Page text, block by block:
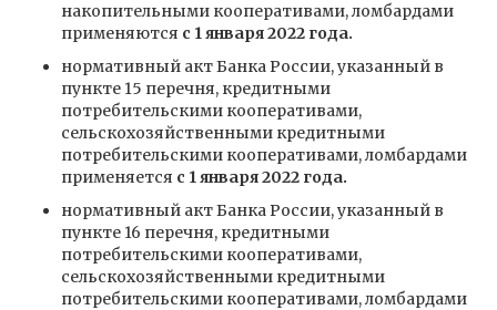
накопительными кооперативами, ломбардами
применяются с 1 января 2022 года.
нормативный акт Банка России, указанный в
пункте 15 перечня, кредитными
потребительскими кооперативами,
сельскохозяйственными кредитными
потребительскими кооперативами, ломбардами
применяется с 1 января 2022 года.
нормативный акт Банка России, указанный в
пункте 16 перечня, кредитными
потребительскими кооперативами,
сельскохозяйственными кредитными
потребительскими кооперативами, ломбардами